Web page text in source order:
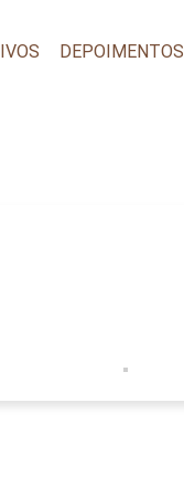
DEPOIMENTOS